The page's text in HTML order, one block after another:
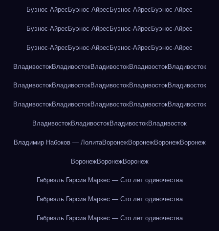
Буэнос-Айрес Буэнос-Айрес Буэнос-Айрес Буэнос-Айрес
Буэнос-Айрес Буэнос-Айрес Буэнос-Айрес Буэнос-Айрес
Буэнос-Айрес Буэнос-Айрес Буэнос-Айрес Буэнос-Айрес
ВладивостокВладивостокВладивостокВладивостокВладивосток
ВладивостокВладивостокВладивостокВладивостокВладивосток
ВладивостокВладивостокВладивостокВладивостокВладивосток
ВладивостокВладивостокВладивостокВладивосток
Владимир Набоков — ЛолитаВоронежВоронежВоронежВоронеж
ВоронежВоронежВоронеж
Габриэль Гарсиа Маркес — Сто лет одиночества
Габриэль Гарсиа Маркес — Сто лет одиночества
Габриэль Гарсиа Маркес — Сто лет одиночества